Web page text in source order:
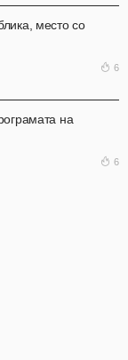
место со
6
на
6